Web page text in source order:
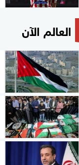
العالم الآن